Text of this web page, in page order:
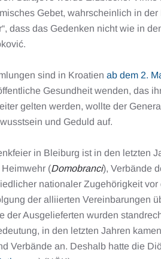
Gebet, wahrscheinlich in
dass das Gedenken nicht wie in
sind in Kroatien ab dem 2.
Gesundheit wenden, das
gelten werden, wollte der
und Geduld auf.
in Bleiburg ist in den letzten
(Domobranci), Verbände
nationaler Zugehörigkeit
der alliierten Vereinbarungen
der Ausgelieferten wurden
in den letzten Jahren
Verbände an. Deshalb hatte die